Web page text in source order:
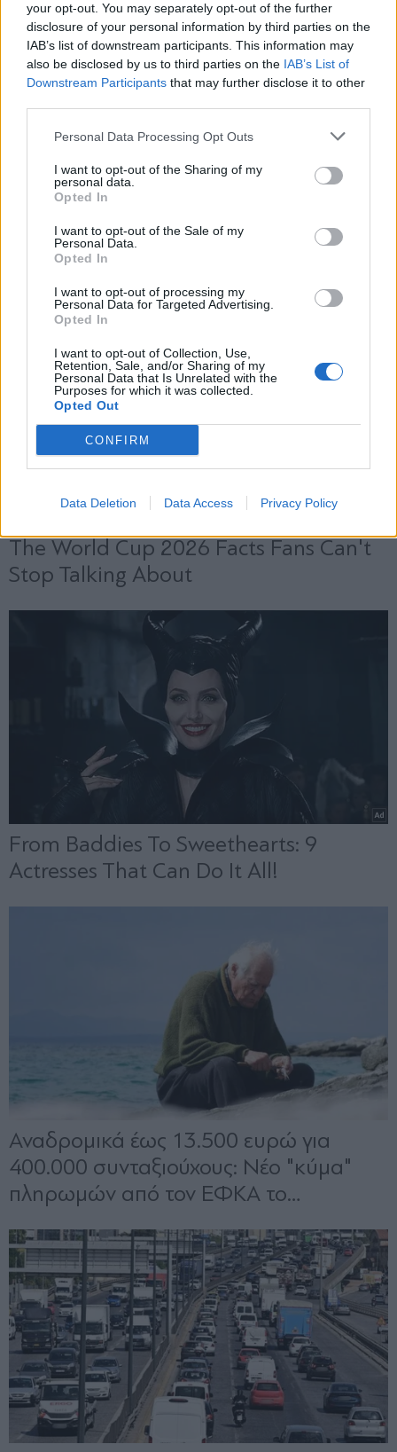
your opt-out. You may separately opt-out of the further
disclosure of your personal information by third parties on the
IAB’s list of downstream participants. This information may
also be disclosed by us to third parties on the IAB’s List of
Downstream Participants that may further disclose it to other
Personal Data Processing Opt Outs
I want to opt-out of the Sharing of my
personal data.
Opted In
I want to opt-out of the Sale of my
Personal Data.
Opted In
I want to opt-out of processing my
Personal Data for Targeted Advertising.
Opted In
I want to opt-out of Collection, Use,
Retention, Sale, and/or Sharing of my
Personal Data that Is Unrelated with the
Purposes for which it was collected.
Opted Out
CONFIRM
Data Deletion Data Access Privacy Policy
ΟΙΚΟΝΟΜΙΑ 05.05.2026 06:18
ΜΑΡΙΟΣ ΧΡΙΣΤΟΔΟΥΛΟΥ
νοικοκυριά: Fuel Pass, επιδότηση
καυσίμων και "παράθυρο" για Power
Pass φέρνει το ράλι στο πετρέλαιο
Εγγραφή στο newsletter
Αποδέχομαι τους
και την πολιτική απορρήτου
X